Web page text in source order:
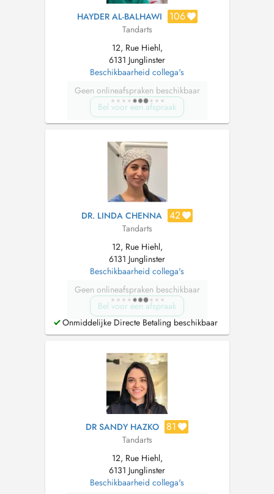
HAYDER AL-BALHAWI 106
Tandarts
12, Rue Hiehl,
6131 Junglinster
Beschikbaarheid collega's
Geen onlineafspraken beschikbaar
Bel voor een afspraak
DR. LINDA CHENNA 42
Tandarts
12, Rue Hiehl,
6131 Junglinster
Beschikbaarheid collega's
Geen onlineafspraken beschikbaar
Bel voor een afspraak
Onmiddelijke Directe Betaling beschikbaar
DR SANDY HAZKO 81
Tandarts
12, Rue Hiehl,
6131 Junglinster
Beschikbaarheid collega's